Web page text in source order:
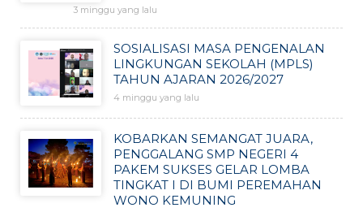
3 minggu yang lalu
SOSIALISASI MASA PENGENALAN
LINGKUNGAN SEKOLAH (MPLS)
TAHUN AJARAN 2026/2027
4 minggu yang lalu
KOBARKAN SEMANGAT JUARA,
PENGGALANG SMP NEGERI 4
PAKEM SUKSES GELAR LOMBA
TINGKAT I DI BUMI PEREMAHAN
WONO KEMUNING